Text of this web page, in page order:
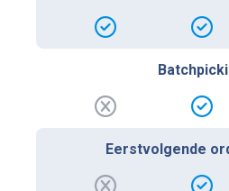
Eerstvolgende